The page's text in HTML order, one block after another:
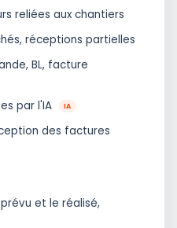
reliées aux chantiers
réceptions partielles
BL, facture
par l'IA
IA
des factures
et le réalisé,